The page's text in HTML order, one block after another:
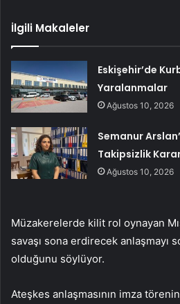
İlgili Makaleler
Eskişehir’de
Yaralanmalar
Ağustos 10, 2026
Semanur
Takipsizlik
Ağustos 10, 2026
Müzakerelerde kilit rol oynayan
savaşı sona erdirecek anlaşmayı
olduğunu söylüyor.
Ateşkes anlaşmasının imza